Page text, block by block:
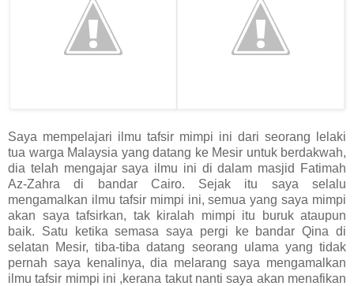
Saya mempelajari ilmu tafsir mimpi ini dari seorang lelaki
tua warga Malaysia yang datang ke Mesir untuk berdakwah,
dia telah mengajar saya ilmu ini di dalam masjid Fatimah
Az-Zahra di bandar Cairo. Sejak itu saya selalu
mengamalkan ilmu tafsir mimpi ini, semua yang saya mimpi
akan saya tafsirkan, tak kiralah mimpi itu buruk ataupun
baik. Satu ketika semasa saya pergi ke bandar Qina di
selatan Mesir, tiba-tiba datang seorang ulama yang tidak
pernah saya kenalinya, dia melarang saya mengamalkan
ilmu tafsir mimpi ini ,kerana takut nanti saya akan menafikan